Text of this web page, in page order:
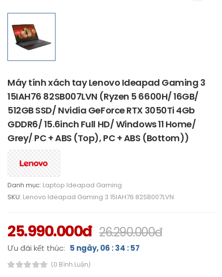
Máy tính xách tay Lenovo Ideapad Gaming 3
15IAH76 82SB007LVN (Ryzen 5 6600H/ 16GB/
512GB SSD/ Nvidia GeForce RTX 3050Ti 4Gb
GDDR6/ 15.6inch Full HD/ Windows 11 Home/
Grey/ PC + ABS (Top), PC + ABS (Bottom))
Danh mục: Laptop Ideapad Gaming
SKU: Lenovo Ideapad Gaming 3 15IAH76 82SB007LVN
25.990.000đ 26.290.000đ
Ưu đãi kết thúc: 5 ngày, 06 : 34 : 57
(0 Bình Luận)